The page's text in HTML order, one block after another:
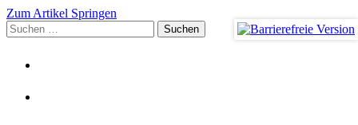
Zum Artikel Springen
Suchen
nach: